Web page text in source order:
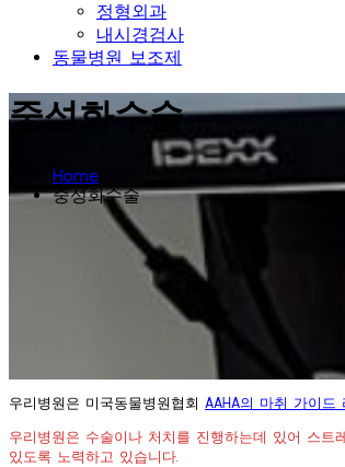
정형외과
내시경검사
동물병원 보조제
중성화수술
Home
중성화수술
​우리병원은 미국동물병원협회 AAHA의 마취 가이드
우리병원은 수술이나 처치를 진행하는데 있어 스트
있도록 노력하고 있습니다.